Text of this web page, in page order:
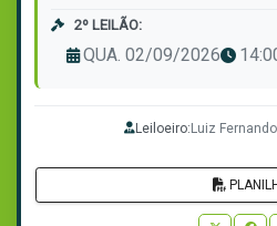
2º LEILÃO:
QUA. 02/09/2026
Leiloeiro:Luiz